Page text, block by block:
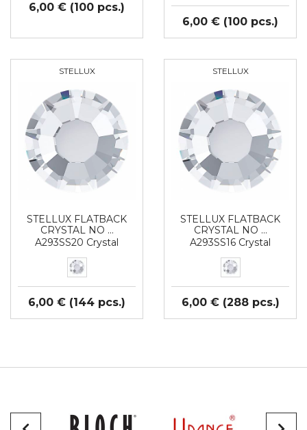
6,00 € (100 pcs.)
6,00 € (100 pcs.)
STELLUX
STELLUX FLATBACK
CRYSTAL NO …
A293SS20 Crystal
6,00 € (144 pcs.)
STELLUX
STELLUX FLATBACK
CRYSTAL NO …
A293SS16 Crystal
6,00 € (288 pcs.)